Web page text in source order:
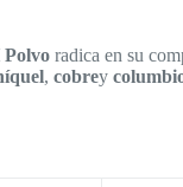
Polvo radica en su
,cobrey